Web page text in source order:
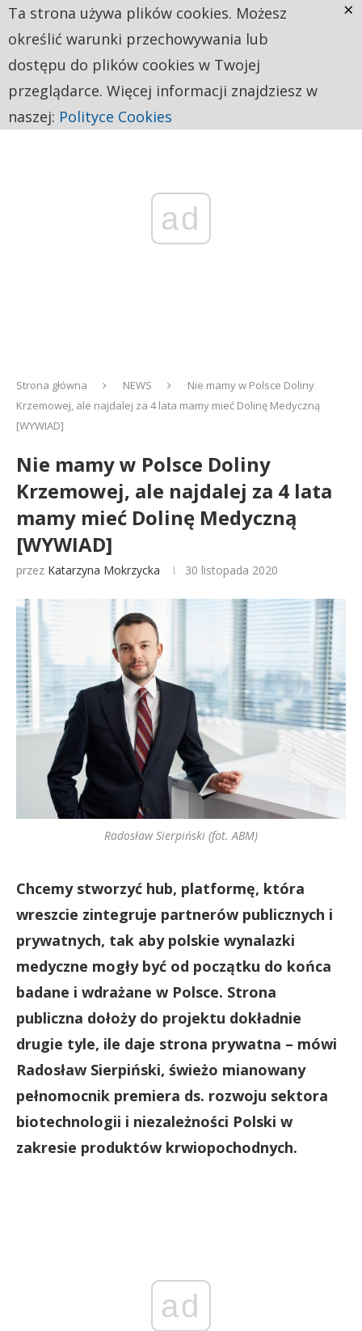
ad
Strona główna NEWS
Nie mamy w Polsce Doliny
Krzemowej, ale najdalej za 4 lata mamy mieć Dolinę Medyczną
[WYWIAD]
Nie mamy w Polsce Doliny
Krzemowej, ale najdalej za 4 lata
mamy mieć Dolinę Medyczną
[WYWIAD]
przez Katarzyna Mokrzycka 30 listopada 2020
Radosław Sierpiński (fot. ABM)
Chcemy stworzyć hub, platformę, która
wreszcie zintegruje partnerów publicznych i
prywatnych, tak aby polskie wynalazki
medyczne mogły być od początku do końca
badane i wdrażane w Polsce. Strona
publiczna dołoży do projektu dokładnie
drugie tyle, ile daje strona prywatna – mówi
Radosław Sierpiński, świeżo mianowany
pełnomocnik premiera ds. rozwoju sektora
biotechnologii i niezależności Polski w
zakresie produktów krwiopochodnych.
ad
Ta strona używa plików cookies. Możesz
określić warunki przechowywania lub
dostępu do plików cookies w Twojej
przeglądarce. Więcej informacji znajdziesz w
naszej: Polityce Cookies
×